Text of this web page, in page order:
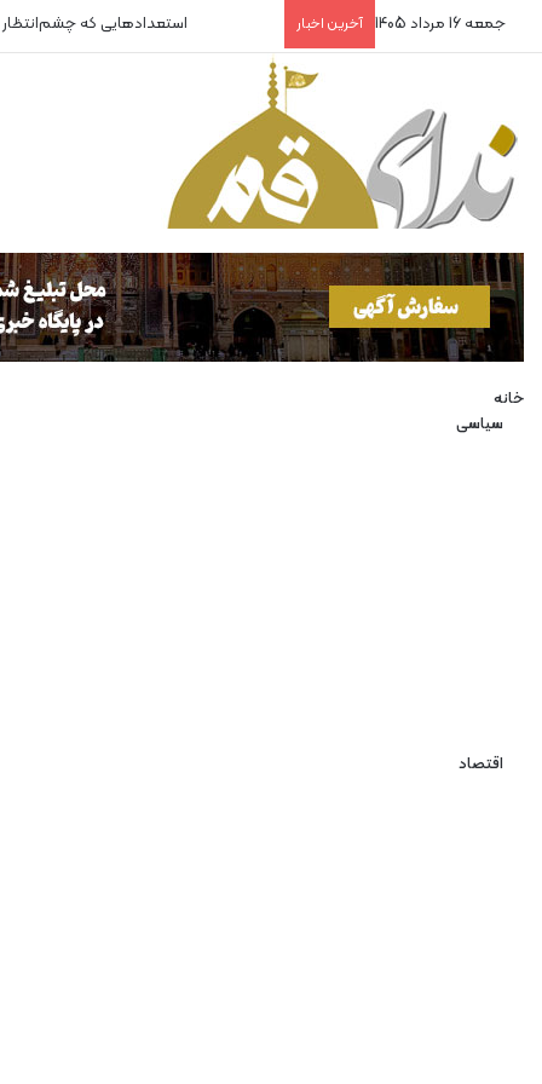
جمعه 16 مرداد 1405 آخرین اخبار استعدادهایی که
خانه
سیاسی
اقتصاد